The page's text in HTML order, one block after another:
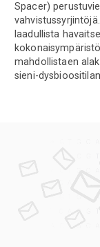
Spacer)
laadullista
mahdollistaen
sieni-